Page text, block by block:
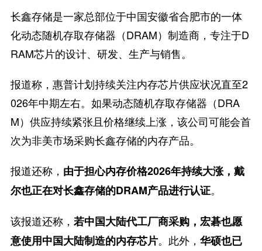
长鑫存储是一家总部位于中国安徽省合肥市的一体
化动态随机存取存储器（DRAM）制造商，专注于D
RAM芯片的设计、研发、生产与销售。
报道称，惠普计划持续关注内存芯片供应状况直至2
026年中期左右。如果动态随机存取存储器（DRA
M）供应持续紧张且价格继续上涨，该公司可能会首
次为非美市场采购长鑫存储的内存产品。
报道还称， 由于担心内存价格2026年持续大涨，戴
尔也正在对长鑫存储的DRAM产品进行认证。
该报道还称， 若中国大陆代工厂商采购，宏碁也愿
意使用中国大陆制造的内存芯片。此外， 华硕也已